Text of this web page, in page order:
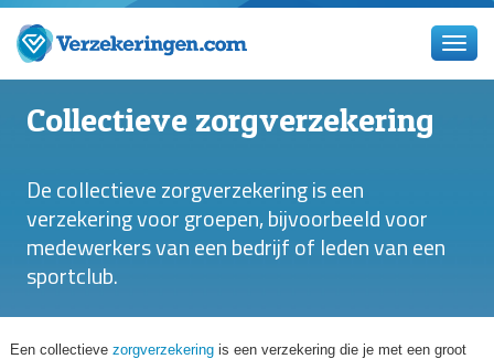
Collectieve zorgverzekering
De collectieve zorgverzekering is een
verzekering voor groepen, bijvoorbeeld voor
medewerkers van een bedrijf of leden van een
sportclub.
Een collectieve zorgverzekering is een verzekering die je met een groot